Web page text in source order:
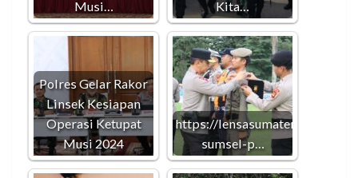
Musi…
Kita…
Polres Gelar Rakor
Linsek Kesiapan
Operasi Ketupat
Musi 2024
https://lensasumatera.id/
sumsel-p…